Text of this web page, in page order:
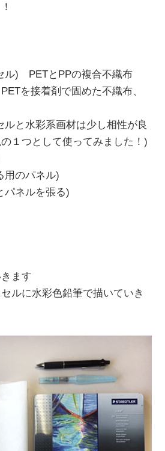
ル) PETとPPの複合不織布
を接着剤で固めた不織布、
ルと水彩系画材は少し相性が良
１つとして使ってみました！)
用のパネル)
パネルを張る)
ます
ルに水彩色鉛筆で描いていき